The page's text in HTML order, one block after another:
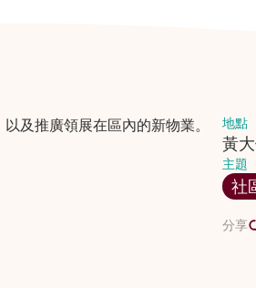
及推廣領展在區內的新物業。 地點
黃
主題
社
分享